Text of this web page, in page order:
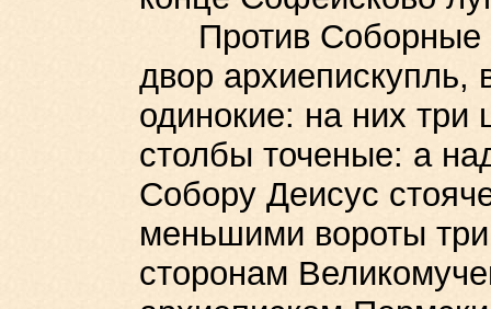
Против Соборные
двор архиепискупль,
одинокие: на них
столбы точеные: а
Собору Деисус
меньшими вороты
сторонам